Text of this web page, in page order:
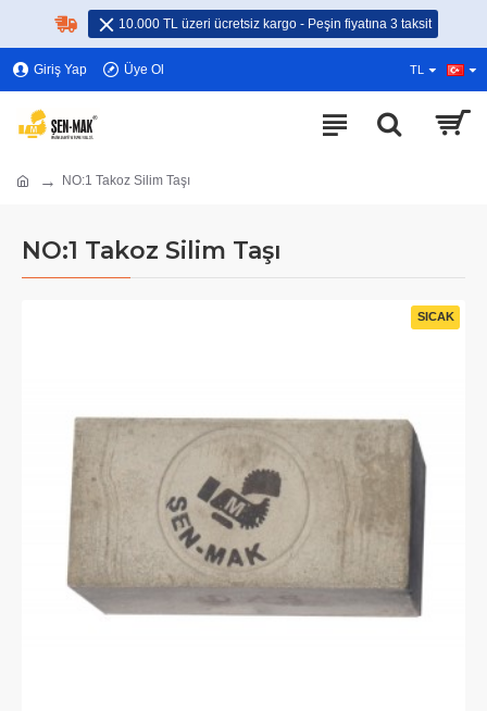
10.000 TL üzeri ücretsiz kargo - Peşin fiyatına 3 taksit
Giriş Yap Üye Ol TL
NO:1 Takoz Silim Taşı
NO:1 Takoz Silim Taşı
SICAK